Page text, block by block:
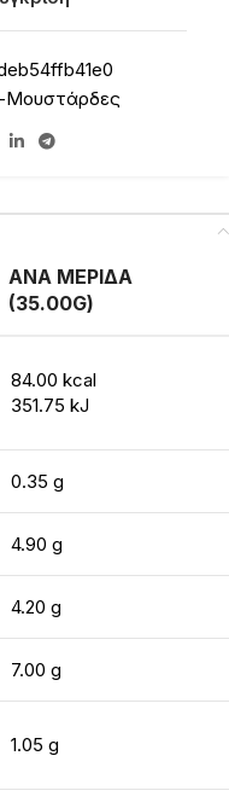
Μουστάρδες
ΑΝΑ ΜΕΡΙΔΑ
(35.00G)
84.00 kcal
351.75 kJ
0.35 g
4.90 g
4.20 g
7.00 g
1.05 g